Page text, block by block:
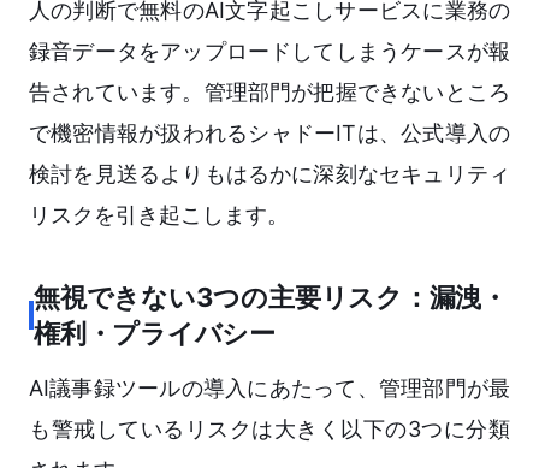
人の判断で無料のAI文字起こしサービスに業務の
録音データをアップロードしてしまうケースが報
告されています。管理部門が把握できないところ
で機密情報が扱われるシャドーITは、公式導入の
検討を見送るよりもはるかに深刻なセキュリティ
リスクを引き起こします。
無視できない3つの主要リスク：漏洩・
権利・プライバシー
AI議事録ツールの導入にあたって、管理部門が最
も警戒しているリスクは大きく以下の3つに分類